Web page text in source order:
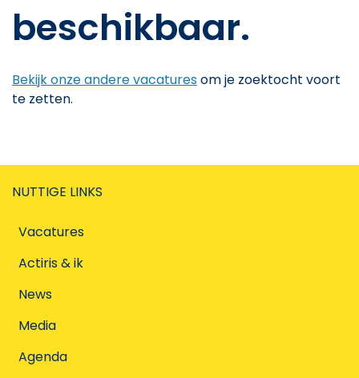
beschikbaar.
Bekijk onze andere vacaturesom je zoektocht voort
te zetten.
NUTTIGE LINKS
Vacatures
Actiris & ik
News
Media
Agenda